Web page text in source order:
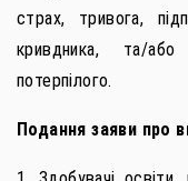
страх, тривога,
кривдника, та/або
потерпілого.
Подання заяви про